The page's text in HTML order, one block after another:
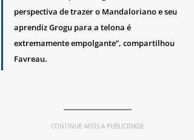
perspectiva de trazer o Mandaloriano e seu
aprendiz Grogu para a telona é
extremamente empolgante”, compartilhou
Favreau.
CONTINUE APÓS A PUBLICIDADE